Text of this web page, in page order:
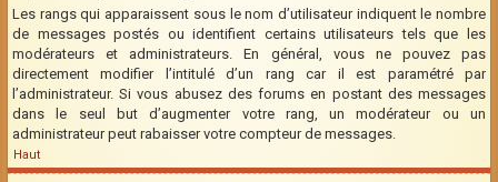
Les rangs qui apparaissent sous le nom d’utilisateur indiquent le nombre
de messages postés ou identifient certains utilisateurs tels que les
modérateurs et administrateurs. En général, vous ne pouvez pas
directement modifier l’intitulé d’un rang car il est paramétré par
l’administrateur. Si vous abusez des forums en postant des messages
dans le seul but d’augmenter votre rang, un modérateur ou un
administrateur peut rabaisser votre compteur de messages.
Haut